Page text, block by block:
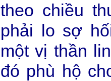
theo chiều
phải lo sợ
một vị thần
đó phù hộ